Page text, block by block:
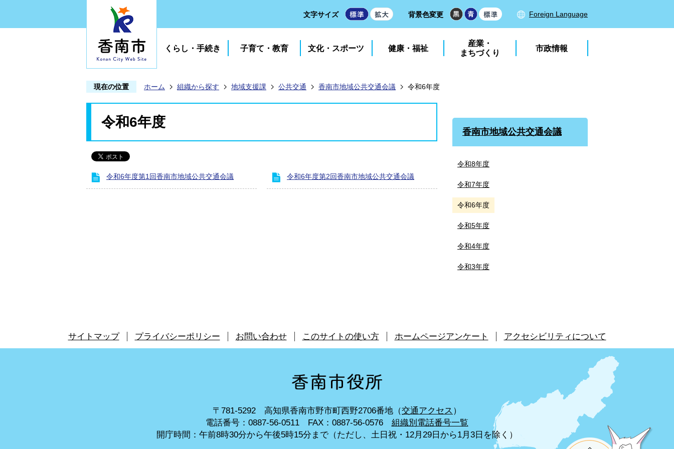
文字サイズ 背景色変更 Foreign Language
くらし・手続き 子育て・教育 文化・スポーツ 健康・福祉
産業・
まちづくり
市政情報
現在の位置 ホーム 組織から探す 地域支援課 公共交通 香南市地域公共交通会議 令和6年度
令和6年度
令和6年度第1回香南市地域公共交通会議 令和6年度第2回香南市地域公共交通会議
香南市地域公共交通会議
令和8年度
令和7年度
令和6年度
令和5年度
令和4年度
令和3年度
サイトマップ プライバシーポリシー お問い合わせ このサイトの使い方 ホームページアンケート アクセシビリティについて
〒781-5292 高知県香南市野市町西野2706番地（交通アクセス ）
電話番号：0887-56-0511
FAX：0887-56-0576
組織別電話番号一覧
開庁時間：午前8時30分から午後5時15分まで（ただし、土日祝・12月29日から1月3日を除く）